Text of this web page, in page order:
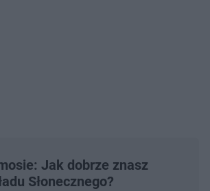
Jak dobrze znasz
Słonecznego?